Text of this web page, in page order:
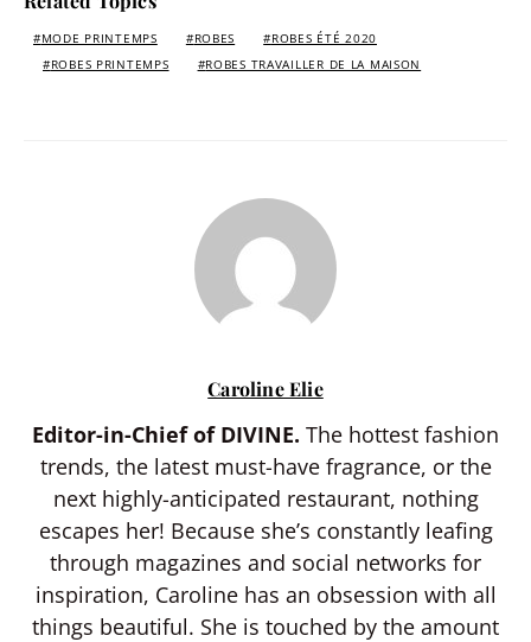
MODE PRINTEMPS ROBES
ROBES ÉTÉ 2020
ROBES PRINTEMPS
ROBES TRAVAILLER DE LA MAISON
Caroline Elie
Editor-in-Chief of DIVINE. The hottest fashion
trends, the latest must-have fragrance, or the
next highly-anticipated restaurant, nothing
escapes her! Because she’s constantly leafing
through magazines and social networks for
inspiration, Caroline has an obsession with all
things beautiful. She is touched by the amount